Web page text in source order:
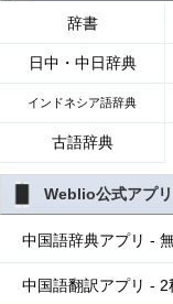
辞書
日中・中日辞典
インドネシア語辞典
古語辞典
Weblio公式アプリ
中国語辞典アプリ -
中国語翻訳アプリ -